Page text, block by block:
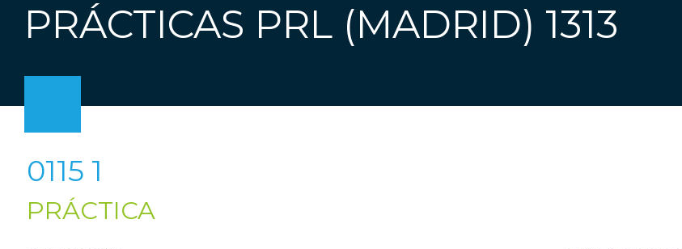
PRÁCTICAS PRL (MADRID) 1313
0115 1
PRÁCTICA